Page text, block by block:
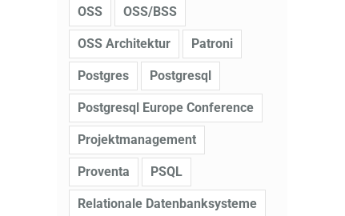
OSS OSS/BSS
OSS Architektur Patroni
Postgres Postgresql
Postgresql Europe Conference
Projektmanagement
Proventa PSQL
Relationale Datenbanksysteme